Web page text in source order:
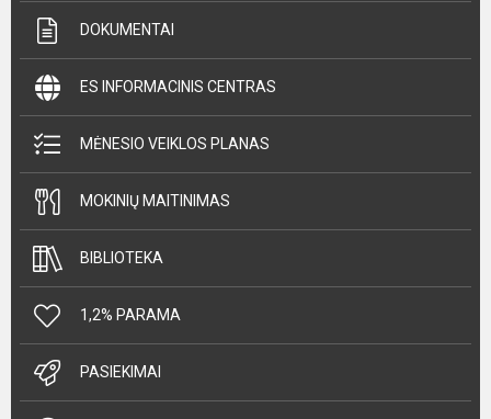
DOKUMENTAI
ES INFORMACINIS CENTRAS
MĖNESIO VEIKLOS PLANAS
MOKINIŲ MAITINIMAS
BIBLIOTEKA
1,2% PARAMA
PASIEKIMAI